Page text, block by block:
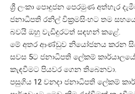
ශ්‍රී ලංකා පොදුජන පෙරමුණ අත්හැර
ජනාධිපති රනිල් වික්‍රමසිංහට තම
බවයි ඔහු වැඩිදුරටත් සඳහන් කළේ.
මේ අතර ආණ්ඩුව නියෝජනය කරන
සවස 5ට ජනාධිපති ලේකම්
කැඳවීමට පියවර ගෙන තිබෙනවා.
පසුගිය 12 වනදා ජනාධිපති ලේකම්